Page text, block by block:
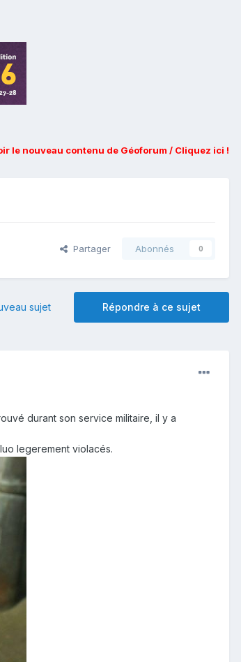
le nouveau contenu de Géoforum / Cliquez ici !
Partager Abonnés 0
Répondre à ce sujet
sujet
durant son service militaire, il y a
legerement violacés.